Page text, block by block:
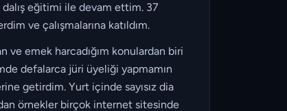
dalış eğitimi ile devam ettim. 37
ve çalışmalarına katıldım.
ve emek harcadığım konulardan biri
defalarca jüri üyeliği yapmamın
getirdim. Yurt içinde sayısız dia
örnekler birçok internet sitesinde